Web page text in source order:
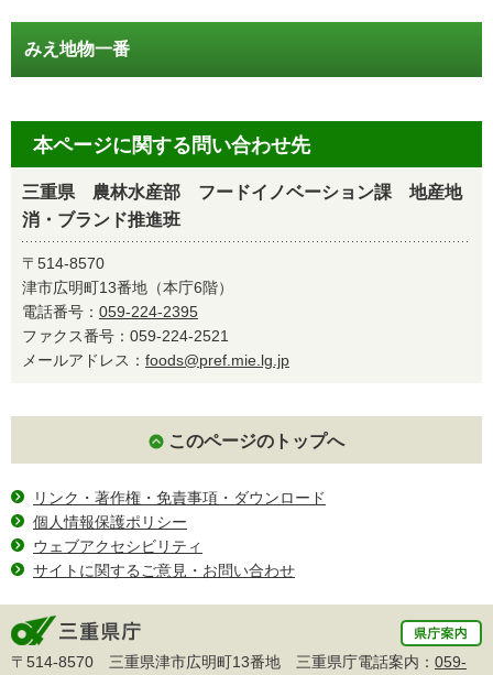
みえ地物一番
本ページに関する問い合わせ先
三重県 農林水産部 フードイノベーション課 地産地
消・ブランド推進班
〒514-8570
津市広明町13番地（本庁6階）
電話番号： 059-224-2395
ファクス番号：059-224-2521
メールアドレス： foods@pref.mie.lg.jp
このページのトップへ
リンク・著作権・免責事項・ダウンロード
個人情報保護ポリシー
ウェブアクセシビリティ
サイトに関するご意見・お問い合わせ
〒514-8570 三重県津市広明町13番地 三重県庁電話案内： 059-